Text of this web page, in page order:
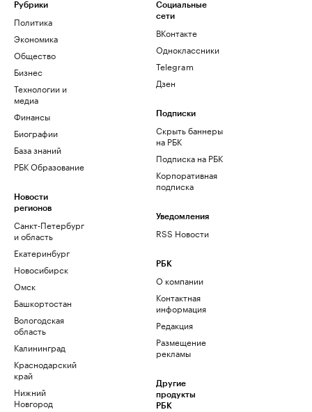
Рубрики
Политика
Экономика
Общество
Бизнес
Технологии и
медиа
Финансы
Биографии
База знаний
РБК Образование
Новости
регионов
Санкт-Петербург
и область
Екатеринбург
Новосибирск
Омск
Башкортостан
Вологодская
область
Калининград
Краснодарский
край
Нижний
Новгород
Социальные
сети
ВКонтакте
Одноклассники
Telegram
Дзен
Подписки
Скрыть баннеры
на РБК
Подписка на РБК
Корпоративная
подписка
Уведомления
RSS Новости
РБК
О компании
Контактная
информация
Редакция
Размещение
рекламы
Другие
продукты
РБК